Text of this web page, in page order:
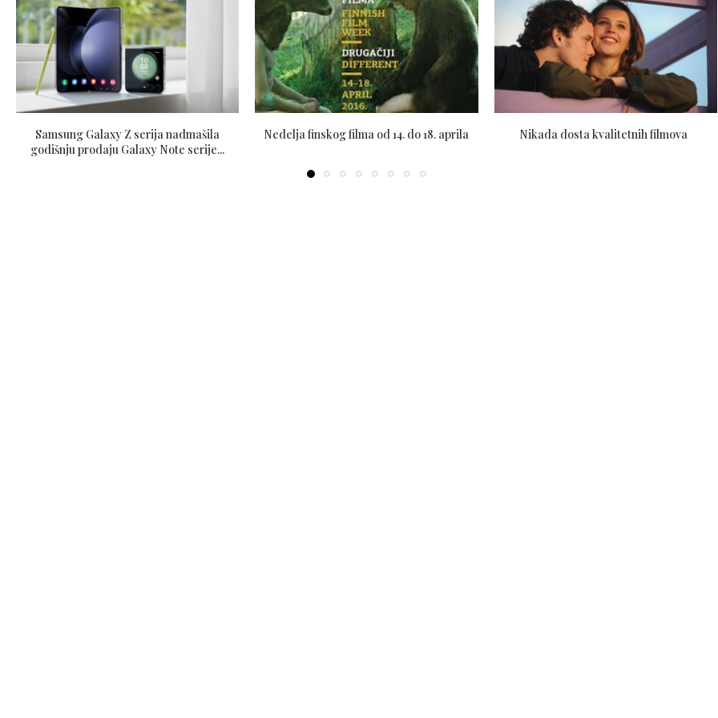
Samsung Galaxy Z serija nadmašila
godišnju prodaju Galaxy Note serije...
Nedelja finskog filma od 14. do 18. aprila Nikada dosta kvalitetnih filmova